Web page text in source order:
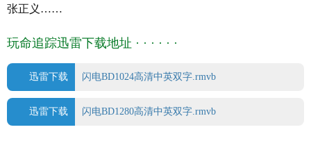
张正义……
玩命追踪迅雷下载地址 · · · · · ·
迅雷下载 闪电BD1024高清中英双字.rmvb
迅雷下载 闪电BD1280高清中英双字.rmvb